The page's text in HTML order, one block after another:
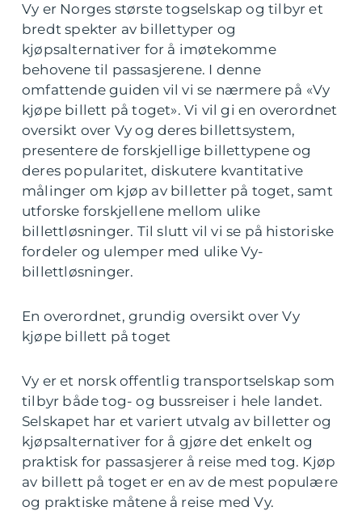
Vy er Norges største togselskap og tilbyr et
bredt spekter av billettyper og
kjøpsalternativer for å imøtekomme
behovene til passasjerene. I denne
omfattende guiden vil vi se nærmere på «Vy
kjøpe billett på toget». Vi vil gi en overordnet
oversikt over Vy og deres billettsystem,
presentere de forskjellige billettypene og
deres popularitet, diskutere kvantitative
målinger om kjøp av billetter på toget, samt
utforske forskjellene mellom ulike
billettløsninger. Til slutt vil vi se på historiske
fordeler og ulemper med ulike Vy-
billettløsninger.
En overordnet, grundig oversikt over Vy
kjøpe billett på toget
Vy er et norsk offentlig transportselskap som
tilbyr både tog- og bussreiser i hele landet.
Selskapet har et variert utvalg av billetter og
kjøpsalternativer for å gjøre det enkelt og
praktisk for passasjerer å reise med tog. Kjøp
av billett på toget er en av de mest populære
og praktiske måtene å reise med Vy.